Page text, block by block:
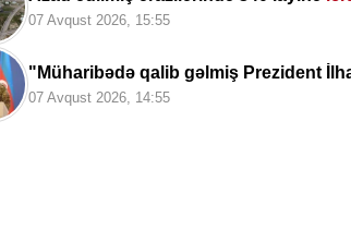
07 Avqust 2026, 15:55
"Müharibədə qalib gəlmiş Prezident
Deputat Zaur Şükürov
07 Avqust 2026, 14:55